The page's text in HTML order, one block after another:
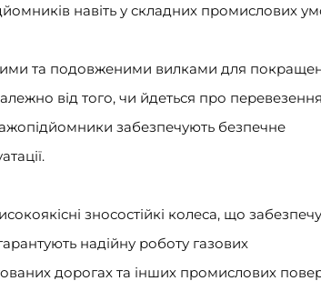
навіть у складних промислових
та подовженими вилками для
від того, чи йдеться про
забезпечують безпечне
зносостійкі колеса, що
надійну роботу газових
дорогах та інших промислових